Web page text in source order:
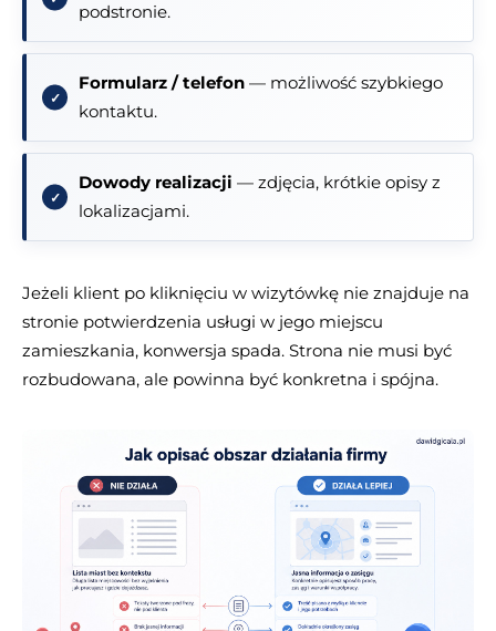
podstronie.
Formularz / telefon — możliwość szybkiego
kontaktu.
Dowody realizacji — zdjęcia, krótkie opisy z
lokalizacjami.
Jeżeli klient po kliknięciu w wizytówkę nie znajduje na
stronie potwierdzenia usługi w jego miejscu
zamieszkania, konwersja spada. Strona nie musi być
rozbudowana, ale powinna być konkretna i spójna.